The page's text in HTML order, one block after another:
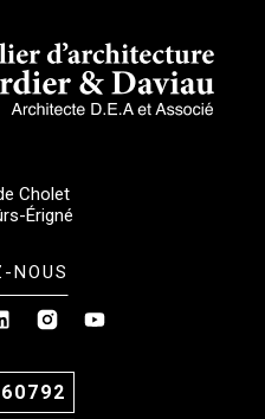
Cholet
Érigné
NOUS